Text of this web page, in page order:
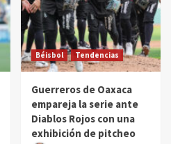
Béisbol Tendencias
Guerreros de Oaxaca
empareja la serie ante
Diablos Rojos con una
exhibición de pitcheo